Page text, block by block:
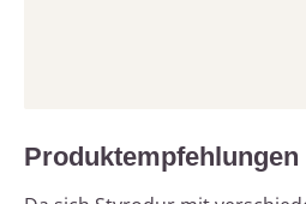
Produktempfehlungen